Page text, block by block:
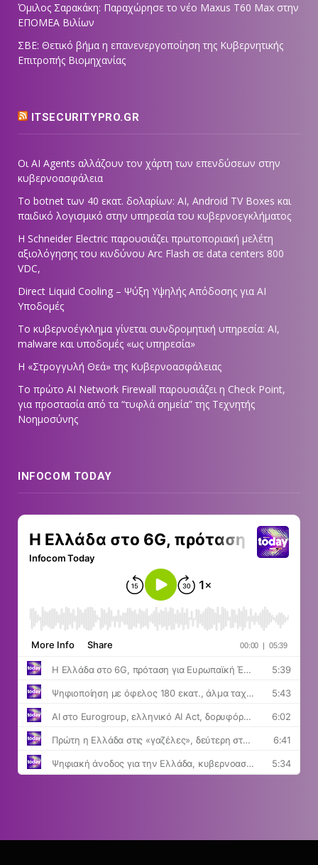
Όμιλος Σαρακάκη: Παραχώρησε το νέο Maxus T60 Max στην
ΕΠΟΜΕΑ Βιλίων
ΣΒΕ: Θετικό βήμα η επανενεργοποίηση της Κυβερνητικής
Επιτροπής Βιομηχανίας
ITSECURITYPRO.GR
Οι AI Agents αλλάζουν τον χάρτη των επενδύσεων στην
κυβερνοασφάλεια
Το botnet των 40 εκατ. δολαρίων: AI, Android TV Boxes και
παιδικό λογισμικό στην υπηρεσία του κυβερνοεγκλήματος
Η Schneider Electric παρουσιάζει πρωτοποριακή μελέτη
αξιολόγησης του κινδύνου Arc Flash σε data centers 800
VDC,
Direct Liquid Cooling – Ψύξη Υψηλής Απόδοσης για AI
Υποδομές
Το κυβερνοέγκλημα γίνεται συνδρομητική υπηρεσία: AI,
malware και υποδομές «ως υπηρεσία»
Η «Στρογγυλή Θεά» της Κυβερνοασφάλειας
Tο πρώτο AI Network Firewall παρουσιάζει η Check Point,
για προστασία από τα “τυφλά σημεία” της Τεχνητής
Νοημοσύνης
INFOCOM TODAY